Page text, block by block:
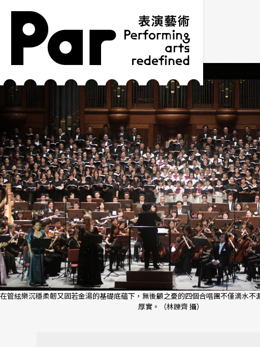
跳到主要內容區塊
網站導覽
在管絃樂沉穩柔韌又固若金湯的基礎底蘊下，無後顧之憂的四個合唱團不僅滴水不
厚實。（林鑠齊 攝）